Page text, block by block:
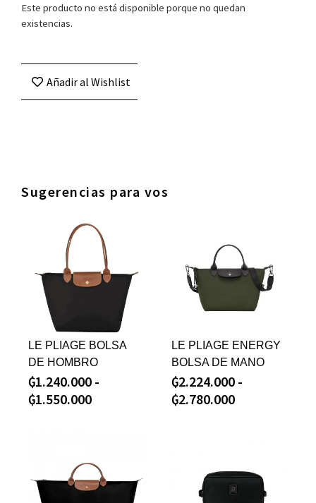
Este producto no está disponible porque no quedan
existencias.
Añadir al Wishlist
Sugerencias para vos
LE PLIAGE BOLSA
DE HOMBRO
₲1.240.000 -
₲1.550.000
LE PLIAGE ENERGY
BOLSA DE MANO
₲2.224.000 -
₲2.780.000